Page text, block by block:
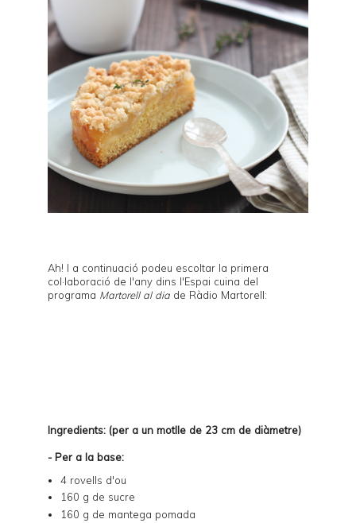
Ah! I a continuació podeu escoltar la primera
col·laboració de l'any dins l'Espai cuina del
programa Martorell al dia de Ràdio Martorell:
Ingredients: (per a un motlle de 23 cm de diàmetre)
- Per a la base:
4 rovells d'ou
160 g de sucre
160 g de mantega pomada